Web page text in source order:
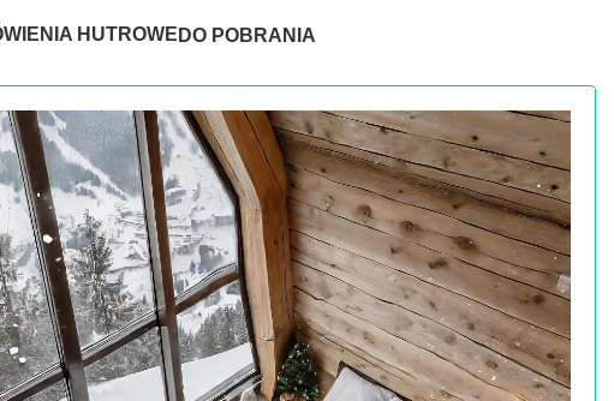
HUTROWE DO POBRANIA